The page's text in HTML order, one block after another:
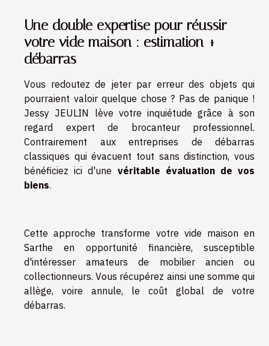
Une double expertise pour réussir
votre vide maison : estimation +
débarras
Vous redoutez de jeter par erreur des objets qui
pourraient valoir quelque chose ? Pas de panique !
Jessy JEULIN lève votre inquiétude grâce à son
regard expert de brocanteur professionnel.
Contrairement aux entreprises de débarras
classiques qui évacuent tout sans distinction, vous
bénéficiez ici d'une véritable évaluation de vos
biens.
Cette approche transforme votre vide maison en
Sarthe en opportunité financière, susceptible
d'intéresser amateurs de mobilier ancien ou
collectionneurs. Vous récupérez ainsi une somme qui
allège, voire annule, le coût global de votre
débarras.